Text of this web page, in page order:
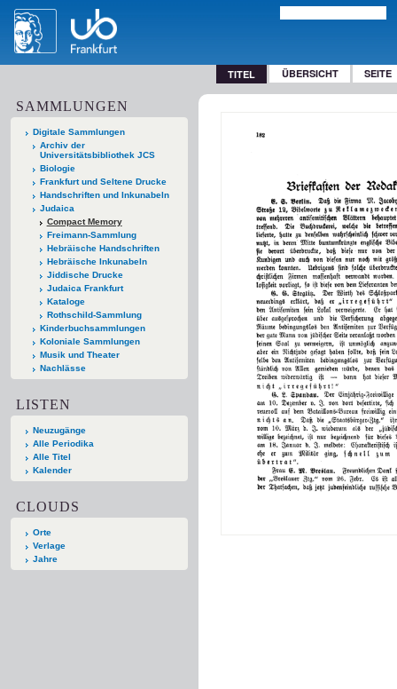
TITEL ÜBERSICHT SEITE
SAMMLUNGEN
Digitale Sammlungen
Archiv der
Universitätsbibliothek JCS
Biologie
Frankfurt und Seltene Drucke
Handschriften und Inkunabeln
Judaica
Compact Memory
Freimann-Sammlung
Hebräische Handschriften
Hebräische Inkunabeln
Jiddische Drucke
Judaica Frankfurt
Kataloge
Rothschild-Sammlung
Kinderbuchsammlungen
Koloniale Sammlungen
Musik und Theater
Nachlässe
LISTEN
Neuzugänge
Alle Periodika
Alle Titel
Kalender
CLOUDS
Orte
Verlage
Jahre